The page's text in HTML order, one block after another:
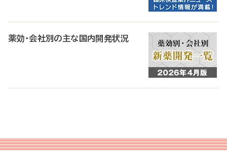
薬効・会社別の主な国内開発状況